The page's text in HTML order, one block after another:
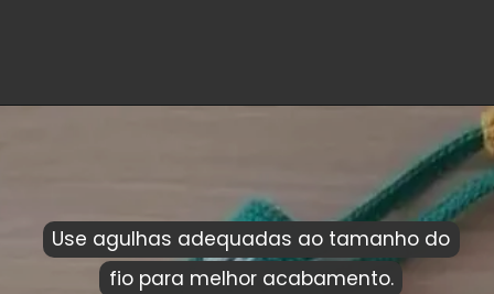
Use agulhas adequadas ao tamanho do
fio para melhor acabamento.
Use agulhas adequadas ao tamanho do
fio para melhor acabamento.